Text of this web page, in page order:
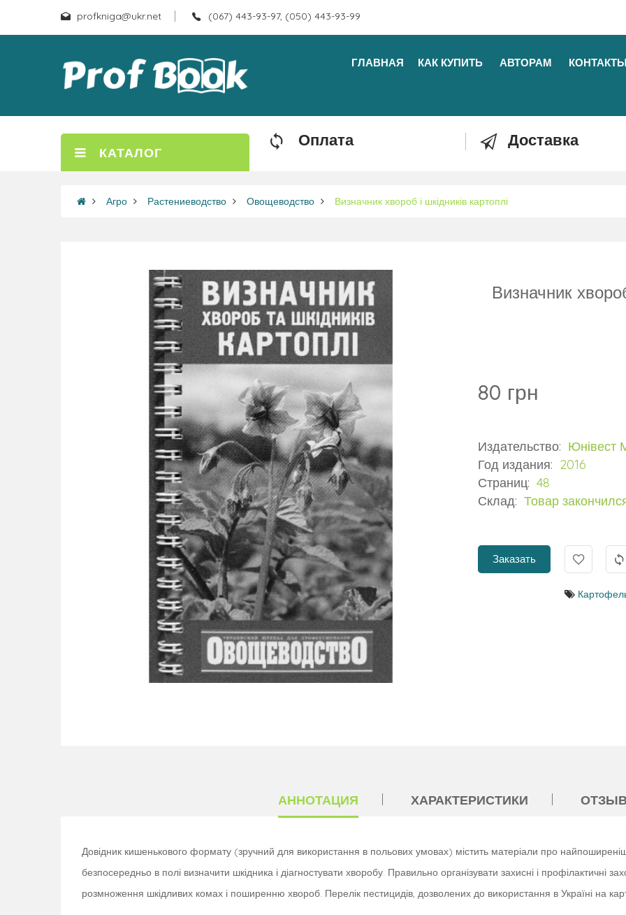
profkniga@ukr.net (067) 443-93-97, (050) 443-93-99
ГЛАВНАЯ КАК КУПИТЬ АВТОРАМ КОНТАКТЫ
КАТАЛОГ
Оплата Доставка
Агро Растениеводство Овощеводство Визначник хвороб і шкідників картоплі
Визначник
80 грн
Издательство: Юнівест
Год издания: 2016
Страниц: 48
Склад: Товар
Заказать
АННОТАЦИЯ ХАРАКТЕРИСТИКИ
Довідник кишенькового формату (зручний для використання в польових умовах) містить матеріали про
безпосередньо в полі визначити шкідника і діагностувати хворобу. Правильно організувати захисні і профілактичні
розмноження шкідливих комах і поширенню хвороб. Перелік пестицидів, дозволених до використання в Україні на